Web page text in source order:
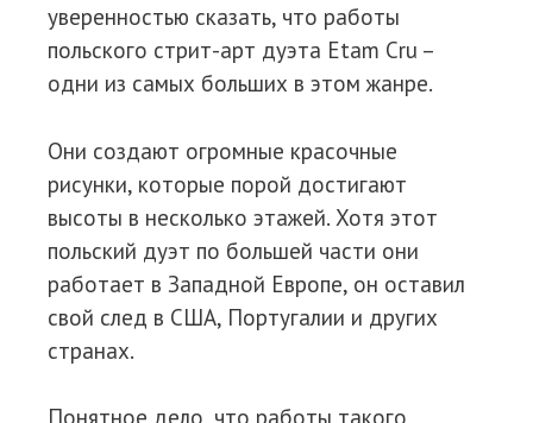
уверенностью сказать, что работы
польского стрит-арт дуэта Etam Cru –
одни из самых больших в этом жанре.
Они создают огромные красочные
рисунки, которые порой достигают
высоты в несколько этажей. Хотя этот
польский дуэт по большей части они
работает в Западной Европе, он оставил
свой след в США, Португалии и других
странах.